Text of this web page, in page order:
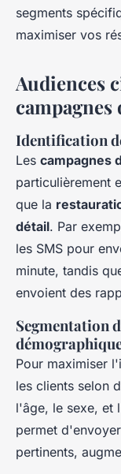
segments
maximiser vos
Audiences
Identification
Les campagnes
particulièrement
que la
détail. Par
les SMS pour
minute, tandis
envoient des
Segmentation
Pour maximiser
les clients selon
l'âge, le sexe, et
permet
pertinents,